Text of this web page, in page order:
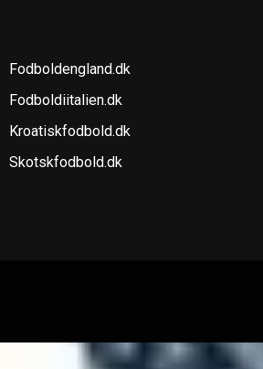
Fodboldengland.dk
Fodboldiitalien.dk
Kroatiskfodbold.dk
Skotskfodbold.dk